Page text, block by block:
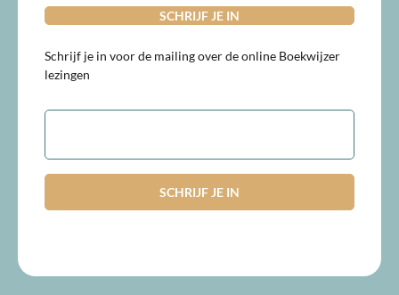
Schrijf je in voor de mailing over de online Boekwijzer
lezingen
E-